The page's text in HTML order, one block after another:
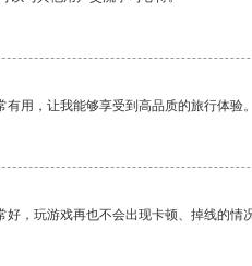
用，让我能够享受到高品质的旅行体验。
，玩游戏再也不会出现卡顿、掉线的情